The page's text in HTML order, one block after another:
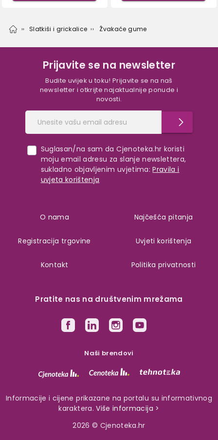
Slatkiši i grickalice Žvakaće gume
Prijavite se na newsletter
Budite uvijek u toku! Prijavite se na naš
newsletter i otkrijte najaktualnije ponude i
novosti.
Suglasan/na sam da Cjenoteka.hr koristi
moju email adresu za slanje newslettera,
sukladno objavljenim uvjetima: Pravila i
uvjeta korištenja
Pratite nas na društvenim mrežama
Naši brendovi
O nama
Registracija trgovine
Kontakt
Najčešća pitanja
Uvjeti korištenja
Politika privatnosti
Informacije i cijene prikazane na portalu su informativnog
karaktera.Više informacija >
2026 © Cjenoteka.hr